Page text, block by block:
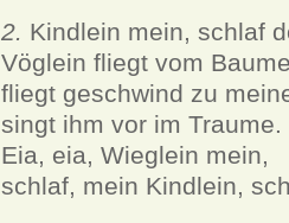
2. Kindlein mein, schlaf
Vöglein fliegt vom
fliegt geschwind zu
singt ihm vor im Traume.
Eia, eia, Wieglein mein,
schlaf, mein Kindlein,